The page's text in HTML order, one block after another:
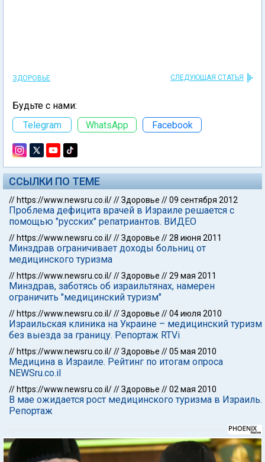
ЗДОРОВЬЕ СЛЕДУЮЩАЯ СТАТЬЯ
Будьте с нами:
Telegram
WhatsApp Facebook
ССЫЛКИ ПО ТЕМЕ
// https://www.newsru.co.il///Здоровье //09 сентября 2012
Проблема дефицита врачей в Израиле решается с
помощью "русских" репатриантов. ВИДЕО
// https://www.newsru.co.il///Здоровье //28 июня 2011
Минздрав ограничивает доходы больниц от
медицинского туризма
// https://www.newsru.co.il///Здоровье //29 мая 2011
Минздрав, заботясь об израильтянах, намерен
ограничить "медицинский туризм"
// https://www.newsru.co.il///Здоровье //04 июля 2010
Израильская клиника на Украине – медицинский туризм
без выезда за границу. Репортаж RTVi
// https://www.newsru.co.il///Здоровье //05 мая 2010
Медицина в Израиле. Рейтинг по итогам опроса
NEWSru.co.il
// https://www.newsru.co.il///Здоровье //02 мая 2010
В мае ожидается рост медицинского туризма в Израиль.
Репортаж